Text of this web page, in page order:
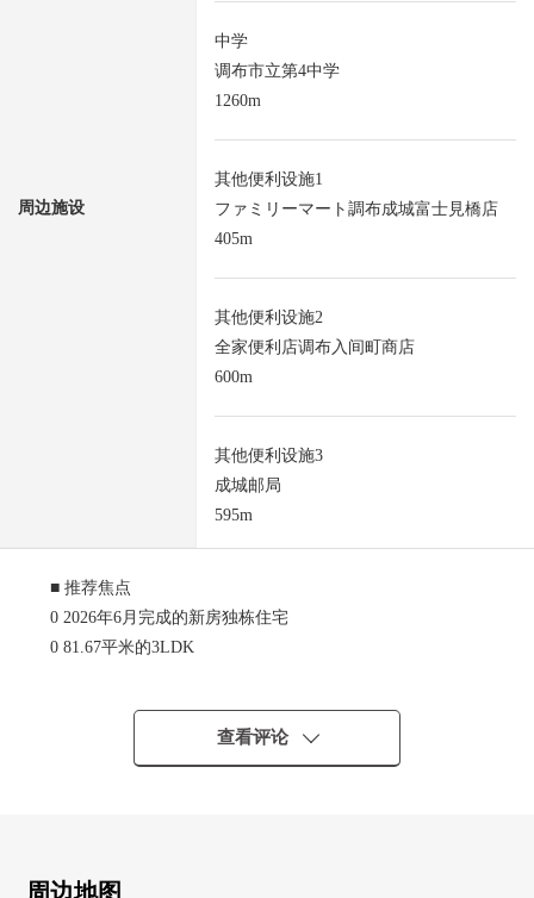
周边施设
中学
调布市立第4中学
1260m
其他便利设施1
ファミリーマート調布成城富士見橋店
405m
其他便利设施2
全家便利店调布入间町商店
600m
其他便利设施3
成城邮局
595m
■ 推荐焦点
0 2026年6月完成的新房独栋住宅
0 81.67平米的3LDK
0 清静的住宅区
0 成城区域是生活范围以内
0 停车位有(出自车型的)
查看评论
周边地图